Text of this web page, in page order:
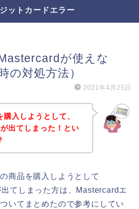
ットカードエラー
が使えな
の対処方法）
2021年4月25日
入しようとして、
出てしまった！とい
商品を購入しようとして
てしまった方は、Mastercardエ
いてまとめたので参考にしてい